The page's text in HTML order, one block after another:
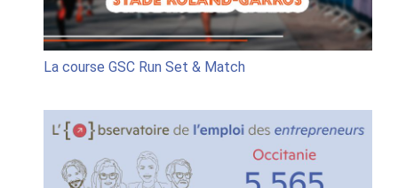
Match
La course GSC Run Set & Match